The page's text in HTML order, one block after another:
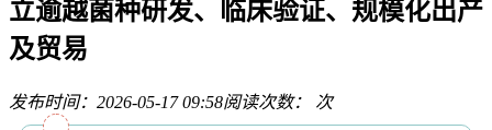
立逾越菌种研发、临床验证、规模化出产
及贸易
发布时间：2026-05-17 09:58阅读次数： 次